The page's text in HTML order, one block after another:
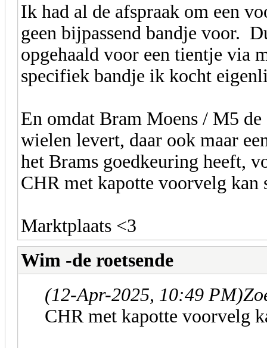
Ik had al de afspraak om een
geen bijpassend bandje voor.
opgehaald voor een tientje via
specifiek bandje ik kocht
En omdat Bram Moens / M5
wielen levert, daar ook maar
het Brams goedkeuring heeft,
CHR met kapotte voorvelg kan
Marktplaats <3
Wim -de roetsende
(12-Apr-2025, 10:49 PM)
CHR met kapotte voorvelg